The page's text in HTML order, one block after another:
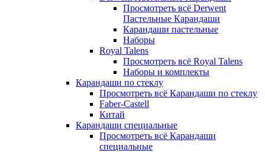
Просмотреть всё Derwent
Пастельные Карандаши
Карандаши пастельные
Наборы
Royal Talens
Просмотреть всё Royal Talens
Наборы и комплекты
Карандаши по стеклу
Просмотреть всё Карандаши по стеклу
Faber-Castell
Китай
Карандаши специальные
Просмотреть всё Карандаши
специальные